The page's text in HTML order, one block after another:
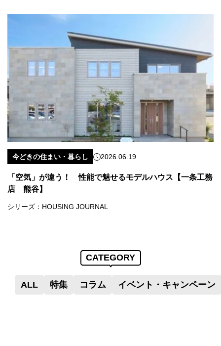
今どきの住まい・暮らし 2026.06.19
「空気」が違う！ 性能で魅せるモデルハウス【一条工務
店 熊谷】
シリーズ： HOUSING JOURNAL
CATEGORY
ALL 特集 コラム イベント・キャンペーン